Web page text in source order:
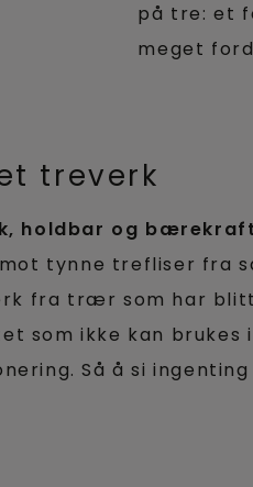
på tre: et
meget
treverk
holdbar og
tynne trefliser fra
fra trær som har
som ikke kan brukes
Så å si